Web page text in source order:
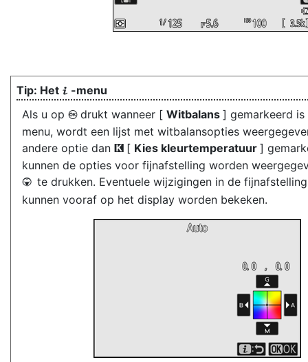
Het i -menu
Als u op J drukt wanneer [ Witbalans ] gemarkeerd
menu, wordt een lijst met witbalansopties
andere optie dan
K [ Kies kleurtemperatuur ]
kunnen de opties voor fijnafstelling worden
3 te drukken. Eventuele wijzigingen in de
kunnen vooraf op het display worden bekeken.